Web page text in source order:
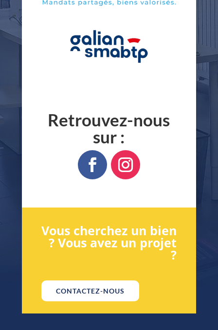
Retrouvez-nous
sur :
Vous cherchez un bien
? Vous avez un projet
?
CONTACTEZ-NOUS